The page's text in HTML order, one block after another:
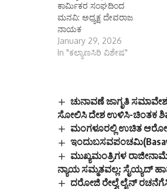
ಕಾರ್ಮಿಕರ ಸಂಘದಿಂದ
ಮನವಿ: ಅಧ್ಯಕ್ಷ ದೇವರಾಜ
ನಾಯಕ
January 29, 2026
In "ಕಲ್ಯಾಣಸಿರಿ ವಿಶೇಷ"
ಚುನಾವಣೆ ಜಾಗೃತಿ
ಸೋಲಿಸಿ ದೇಶ ಉಳಿಸಿ-ಚಿಂತಕ
ಮಂಗಳೂರಲ್ಲಿ ಉಚಿತ
ಮುಖ್ಯಮಂತ್ರಿಗಳ
ನ್ಯಾಯ ಸಮ್ಮತವಲ್ಲ: ಸೈಯ್ಯದ್
ದರೋಜಿ ರೇಲ್ವೆ ಲೈನ್